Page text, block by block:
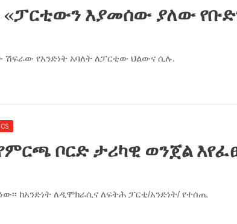
እያመሰው ያለው
ሽፍራው የአንድነት አባለት ለፓርቲው ህልውና ሲሉ.
ቦርድ ታሪካዊ ወንጀል
ከአንድነት ለዲሞክራሲና ለፍትሕ ፓርቲ/አንድነት/ የተሰጠ.